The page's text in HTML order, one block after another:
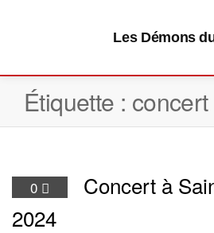
Les Démons
Étiquette : concert
0
Concert à
2024